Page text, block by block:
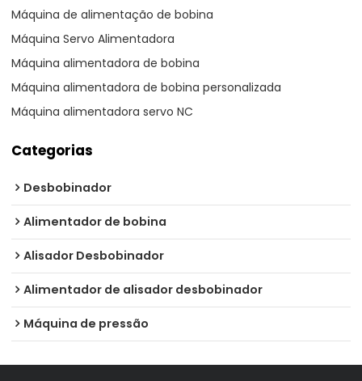
Máquina de alimentação de bobina
Máquina Servo Alimentadora
Máquina alimentadora de bobina
Máquina alimentadora de bobina personalizada
Máquina alimentadora servo NC
Categorias
Desbobinador
Alimentador de bobina
Alisador Desbobinador
Alimentador de alisador desbobinador
Máquina de pressão